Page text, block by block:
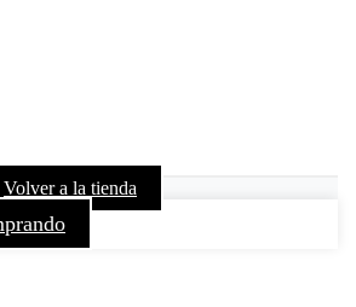
Volver a la tienda